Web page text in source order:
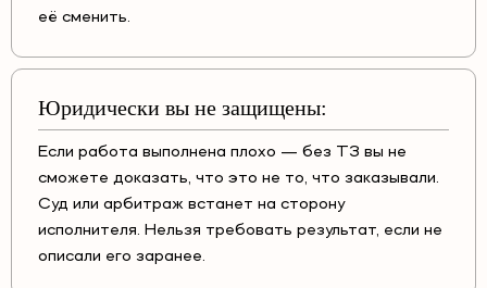
её сменить.
Юридически вы не защищены:
Если работа выполнена плохо — без ТЗ вы не
сможете доказать, что это не то, что заказывали.
Суд или арбитраж встанет на сторону
исполнителя. Нельзя требовать результат, если не
описали его заранее.